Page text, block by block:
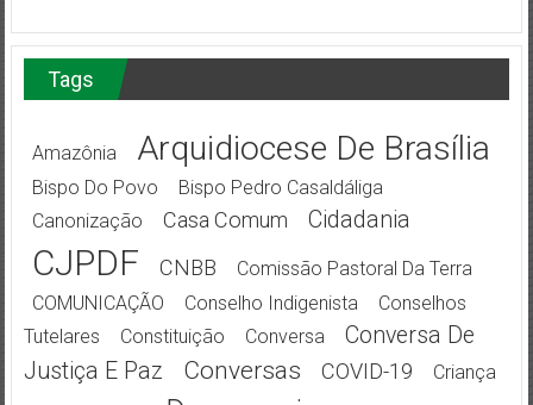
Tags
Amazônia Arquidiocese De Brasília
Bispo Do Povo
Bispo Pedro Casaldáliga
Canonização
Casa Comum Cidadania
CJPDF CNBB
Comissão Pastoral Da Terra
COMUNICAÇÃO
Conselho Indigenista
Conselhos
Tutelares
Constituição Conversa
Conversa De
Justiça E Paz
Conversas COVID-19
Criança